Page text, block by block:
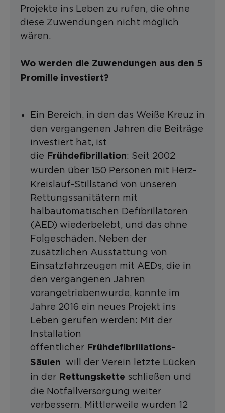
Projekte ins Leben zu rufen, die ohne
diese Zuwendungen nicht möglich
wären.
Wo werden die Zuwendungen aus den 5
Promille investiert?
Ein Bereich, in den das Weiße Kreuz in
den vergangenen Jahren die Beiträge
investiert hat, ist
die Frühdefibrillation: Seit 2002
wurden über 150 Personen mit Herz-
Kreislauf-Stillstand von unseren
Rettungssanitätern mit
halbautomatischen Defibrillatoren
(AED) wiederbelebt, und das ohne
Folgeschäden. Neben der
zusätzlichen Ausstattung von
Einsatzfahrzeugen mit AEDs, die in
den vergangenen Jahren
vorangetriebenwurde, konnte im
Jahre 2016 ein neues Projekt ins
Leben gerufen werden: Mit der
Installation
öffentlicher Frühdefibrillations-
Säulen will der Verein letzte Lücken
in der Rettungskette schließen und
die Notfallversorgung weiter
verbessern. Mittlerweile wurden 12